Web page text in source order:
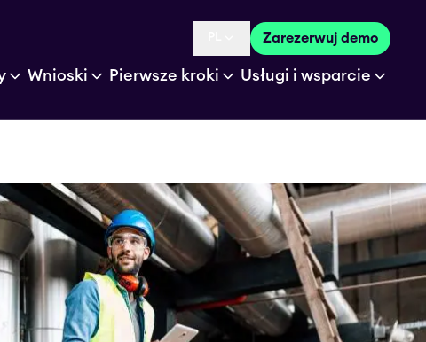
Language selected is
Zarezerwuj demo
Wnioski Pierwsze kroki Usługi i wsparcie